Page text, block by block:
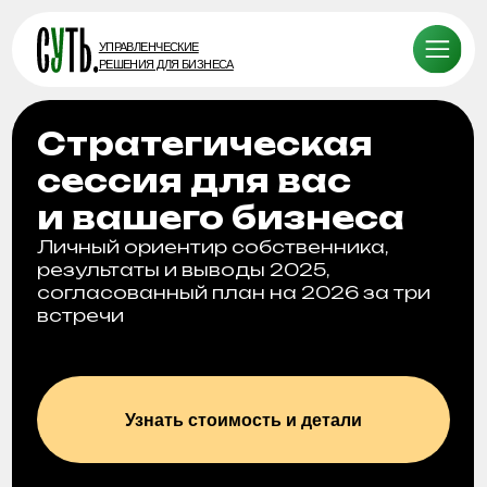
УПРАВЛЕНЧЕСКИЕ
РЕШЕНИЯ ДЛЯ БИЗНЕСА
Стратегическая
сессия для вас
и вашего бизнеса
Личный ориентир собственника,
результаты и выводы 2025,
согласованный план на 2026 за три
встречи